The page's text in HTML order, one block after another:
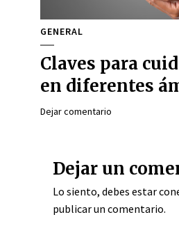
GENERAL
Claves para
en diferentes
Dejar comentario
Dejar un
Lo siento, debes estar
publicar un comentario.